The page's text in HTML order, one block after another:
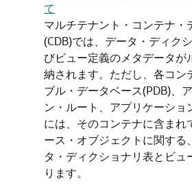
て
マルチテナント・コンテナ・
(CDB)では、データ・ディク
びビュー定義のメタデータが
納されます。ただし、各コン
ブル・データベース(PDB)、
ン・ルート、アプリケーショ
には、そのコンテナに含まれ
ース・オブジェクトに関する
タ・ディクショナリ表とビュ
ります。